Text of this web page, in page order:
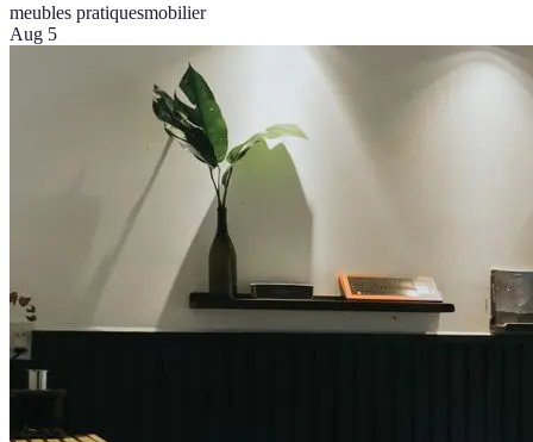
meubles pratiquesmobilier
Aug 5